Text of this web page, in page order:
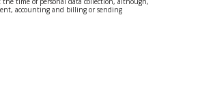
accounting and billing or sending
your ID, to P.I. La Portalada II | c/ Segador 13,